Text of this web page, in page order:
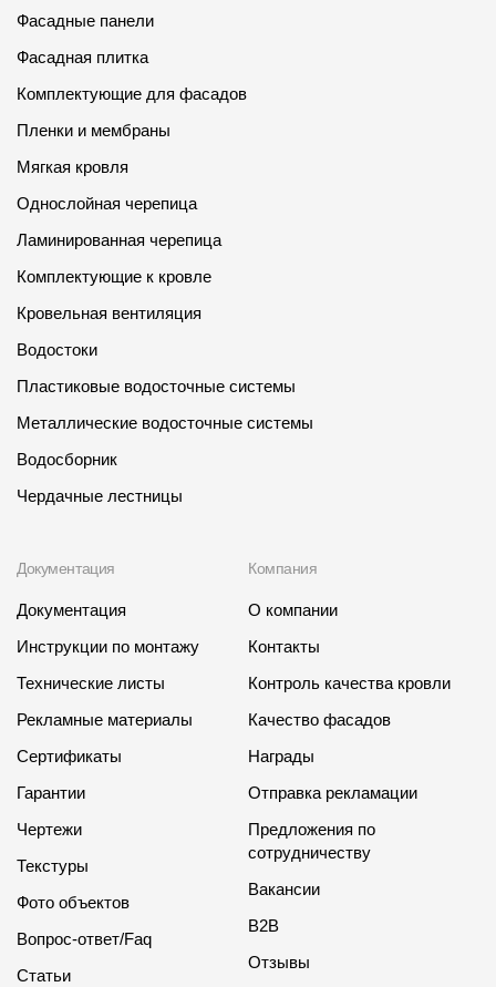
Фасадные панели
Фасадная плитка
Комплектующие для фасадов
Пленки и мембраны
Мягкая кровля
Однослойная черепица
Ламинированная черепица
Комплектующие к кровле
Кровельная вентиляция
Водостоки
Пластиковые водосточные системы
Металлические водосточные системы
Водосборник
Чердачные лестницы
Документация
Документация
Инструкции по монтажу
Технические листы
Рекламные материалы
Сертификаты
Гарантии
Чертежи
Текстуры
Фото объектов
Вопрос-ответ/Faq
Статьи
Компания
О компании
Контакты
Контроль качества кровли
Качество фасадов
Награды
Отправка рекламации
Предложения по
сотрудничеству
Вакансии
B2B
Отзывы